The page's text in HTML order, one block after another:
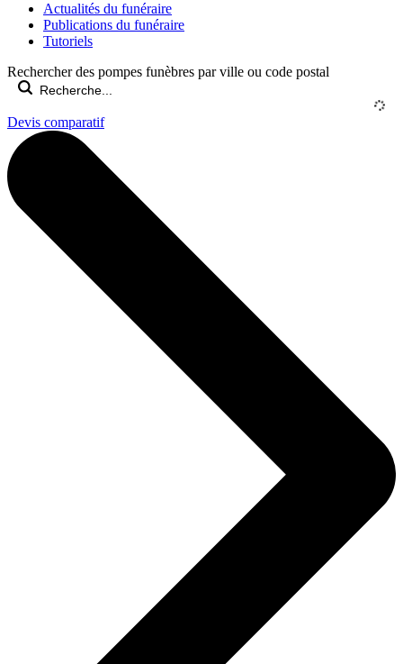
Actualités du funéraire
Publications du funéraire
Tutoriels
Rechercher des pompes funèbres par ville ou code postal
Devis comparatif